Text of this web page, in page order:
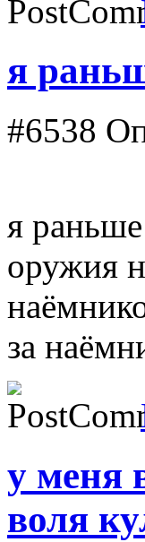
я
#6538
я
оружия
за
у меня
воля